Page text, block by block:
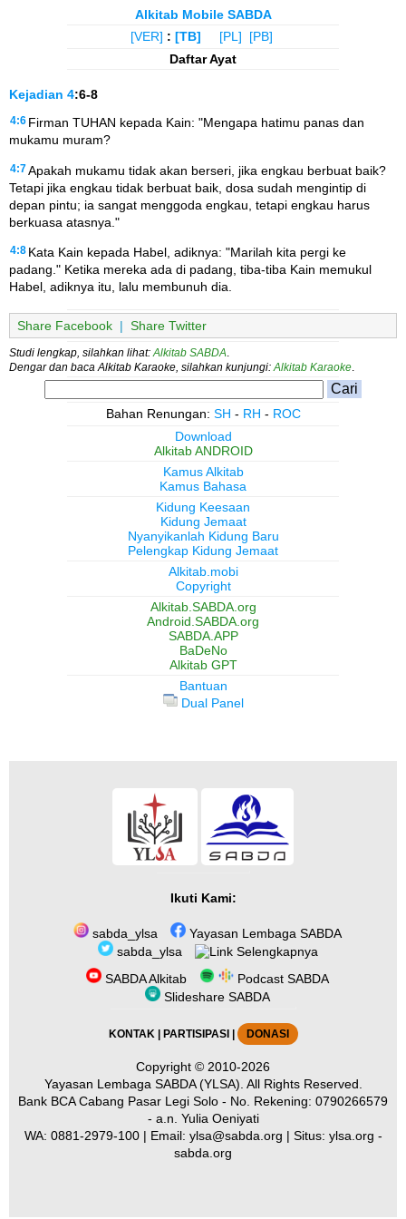
Alkitab Mobile SABDA
[VER] : [TB] [PL]
[PB]
Daftar Ayat
Kejadian 4:6-8
4:6 Firman TUHAN kepada Kain: "Mengapa hatimu panas dan
mukamu muram?
4:7Apakah mukamu tidak akan berseri, jika engkau berbuat baik?
Tetapi jika engkau tidak berbuat baik, dosa sudah mengintip di
depan pintu; ia sangat menggoda engkau, tetapi engkau harus
berkuasa atasnya."
4:8 Kata Kain kepada Habel, adiknya: "Marilah kita pergi ke
padang." Ketika mereka ada di padang, tiba-tiba Kain memukul
Habel, adiknya itu, lalu membunuh dia.
Share Facebook | Share Twitter
Studi lengkap, silahkan lihat: Alkitab SABDA
Dengar dan baca Alkitab Karaoke, silahkan kunjungi: Alkitab Karaoke
Bahan Renungan: SH - RH - ROC
Download
Alkitab ANDROID
Kamus Alkitab
Kamus Bahasa
Kidung Keesaan
Kidung Jemaat
Nyanyikanlah Kidung Baru
Pelengkap Kidung Jemaat
Alkitab.mobi
Copyright
Alkitab.SABDA.org
Android.SABDA.org
SABDA.APP
BaDeNo
Alkitab GPT
Bantuan
Dual Panel
Ikuti Kami:
sabda_ylsa
Yayasan Lembaga SABDA
sabda_ylsa
Selengkapnya
SABDA Alkitab
Podcast SABDA
Slideshare SABDA
KONTAK| PARTISIPASI DONASI
Copyright © 2010-2026
Yayasan Lembaga SABDA (YLSA). All Rights Reserved.
Bank BCA Cabang Pasar Legi Solo - No. Rekening: 0790266579
- a.n. Yulia Oeniyati
WA: 0881-2979-100| Email: ylsa@sabda.org | Situs: ylsa.org -
sabda.org